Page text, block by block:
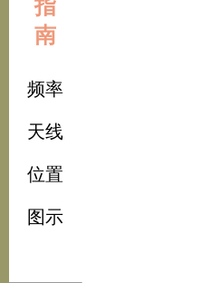
指
南
频率
天线
位置
图示